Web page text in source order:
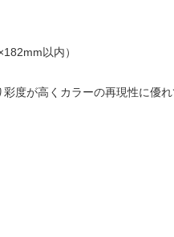
以内）
度が高くカラーの再現性に優